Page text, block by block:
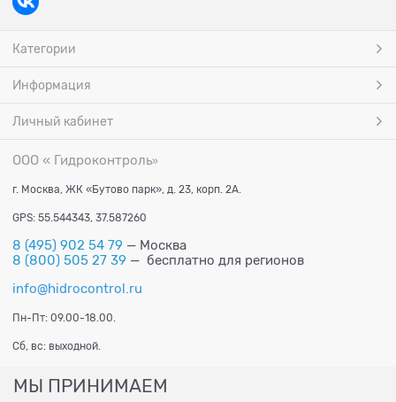
Категории
Информация
Личный кабинет
ООО « Гидроконтроль»
г. Москва, ЖК «Бутово парк», д. 23, корп. 2А.
GPS: 55.544343, 37.587260
8 (495) 902 54 79 — Москва
8 (800) 505 27 39 — бесплатно для регионов
info@hidrocontrol.ru
Пн-Пт: 09.00-18.00.
Сб, вс: выходной.
МЫ ПРИНИМАЕМ